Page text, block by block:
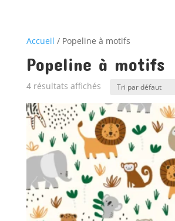
Accueil / Popeline à motifs
Popeline à motifs
4 résultats affichés